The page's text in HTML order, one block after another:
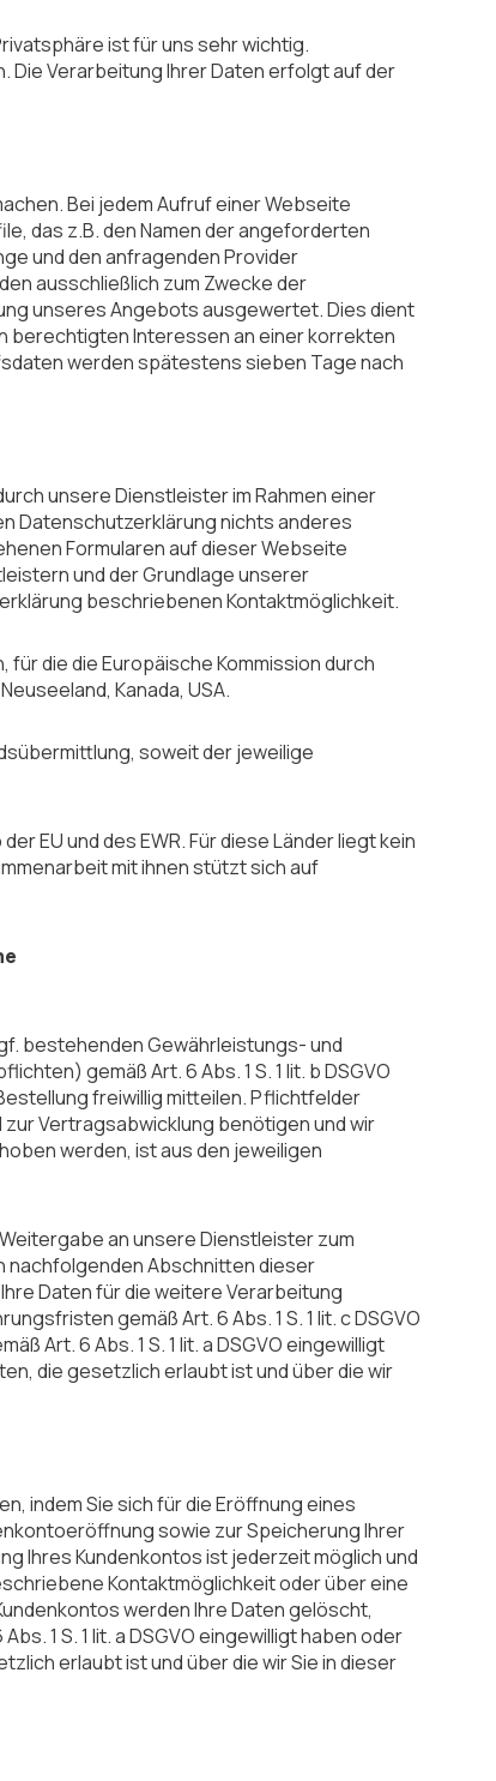
ist für uns sehr wichtig.
Die Verarbeitung Ihrer Daten erfolgt auf der
Bei jedem Aufruf einer Webseite
das z.B. den Namen der angeforderten
und den anfragenden Provider
ausschließlich zum Zwecke der
unseres Angebots ausgewertet. Dies dient
berechtigten Interessen an einer korrekten
werden spätestens sieben Tage nach
unsere Dienstleister im Rahmen einer
Datenschutzerklärung nichts anderes
Formularen auf dieser Webseite
und der Grundlage unserer
beschriebenen Kontaktmöglichkeit.
die die Europäische Kommission durch
Kanada, USA.
soweit der jeweilige
EU und des EWR. Für diese Länder liegt kein
mit ihnen stützt sich auf
bestehenden Gewährleistungs- und
gemäß Art. 6 Abs. 1 S. 1 lit. b DSGVO
freiwillig mitteilen. Pflichtfelder
Vertragsabwicklung benötigen und wir
werden, ist aus den jeweiligen
an unsere Dienstleister zum
nachfolgenden Abschnitten dieser
Daten für die weitere Verarbeitung
gemäß Art. 6 Abs. 1 S. 1 lit. c DSGVO
Art. 6 Abs. 1 S. 1 lit. a DSGVO eingewilligt
die gesetzlich erlaubt ist und über die wir
indem Sie sich für die Eröffnung eines
sowie zur Speicherung Ihrer
Ihres Kundenkontos ist jederzeit möglich und
Kontaktmöglichkeit oder über eine
werden Ihre Daten gelöscht,
1 S. 1 lit. a DSGVO eingewilligt haben oder
erlaubt ist und über die wir Sie in dieser